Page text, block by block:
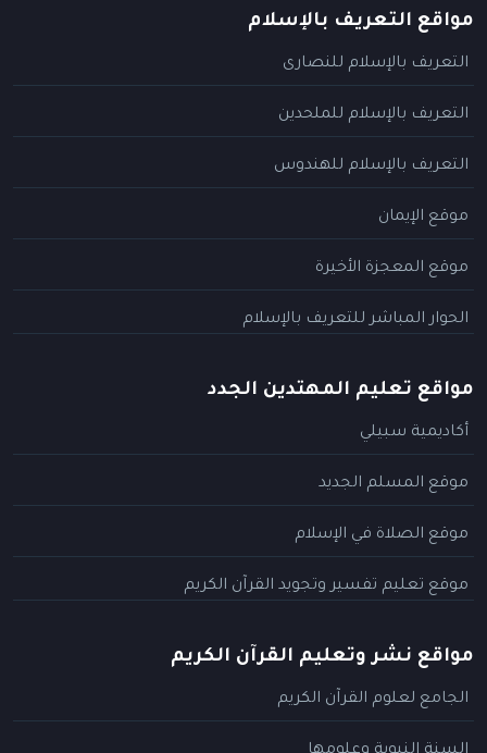
مواقع التعريف بالإسلام
التعريف بالإسلام للنصارى
التعريف بالإسلام للملحدين
التعريف بالإسلام للهندوس
موقع الإيمان
موقع المعجزة الأخيرة
الحوار المباشر للتعريف بالإسلام
مواقع تعليم المهتدين الجدد
أكاديمية سبيلي
موقع المسلم الجديد
موقع الصلاة في الإسلام
موقع تعليم تفسير وتجويد القرآن الكريم
مواقع نشر وتعليم القرآن الكريم
الجامع لعلوم القرآن الكريم